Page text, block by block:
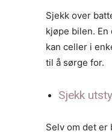
Sjekk over
kjøpe bilen.
kan celler i
til å sørge for.
Sjekk
Selv om det er